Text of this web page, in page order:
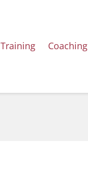
Training Coaching